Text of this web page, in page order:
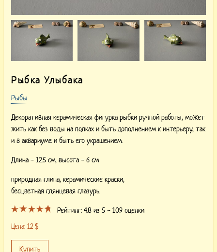
Рыбка Улыбака
Рыбы
Декоративная керамическая фигурка рыбки ручной работы, может
жить как без воды на полках и быть дополнением к интерьеру, так
и в аквариуме и быть его украшением.
Длина - 12.5 см, высота - 6 см
природная глина, керамические краски,
бесцветная глянцевая глазурь.
Рейтинг:4.8 из 5 -109 оценки
Цена: 12 $
Купить